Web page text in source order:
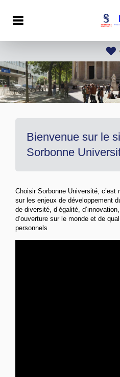
Bienvenue sur le
Sorbonne
Choisir Sorbonne Université, c’est
sur les enjeux de développement
de diversité, d’égalité,
d’ouverture sur le monde et de
personnels